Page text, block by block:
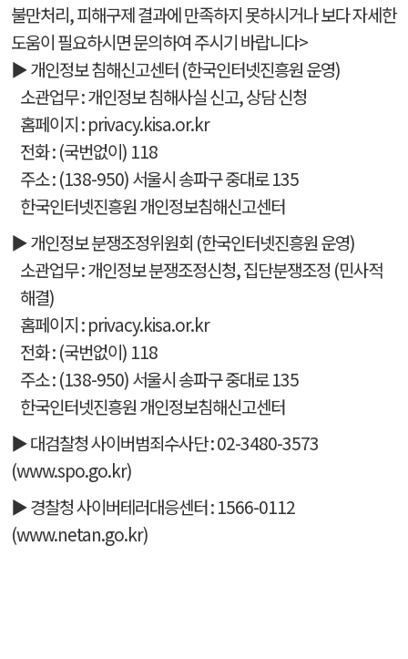
불만처리, 피해구제 결과에 만족하지 못하시거나 보다 자세한
도움이 필요하시면 문의하여 주시기 바랍니다>
▶ 개인정보 침해신고센터 (한국인터넷진흥원 운영)
소관업무 : 개인정보 침해사실 신고, 상담 신청
홈페이지 : privacy.kisa.or.kr
전화 : (국번없이) 118
주소 : (138-950) 서울시 송파구 중대로 135
한국인터넷진흥원 개인정보침해신고센터
▶ 개인정보 분쟁조정위원회 (한국인터넷진흥원 운영)
소관업무 : 개인정보 분쟁조정신청, 집단분쟁조정 (민사적
해결)
홈페이지 : privacy.kisa.or.kr
전화 : (국번없이) 118
주소 : (138-950) 서울시 송파구 중대로 135
한국인터넷진흥원 개인정보침해신고센터
▶ 대검찰청 사이버범죄수사단 : 02-3480-3573
(www.spo.go.kr)
▶ 경찰청 사이버테러대응센터 : 1566-0112
(www.netan.go.kr)